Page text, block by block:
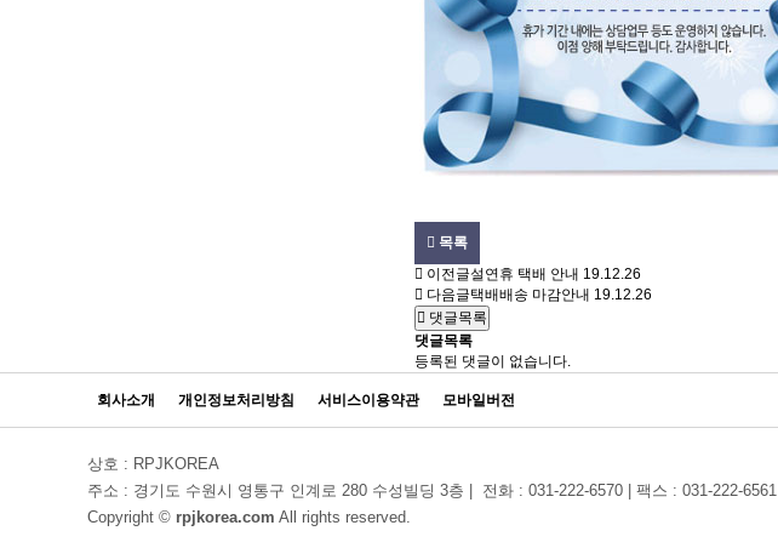
목록
이전글설연휴 택배 안내 19.12.26
다음글택배배송 마감안내 19.12.26
댓글목록
댓글목록
등록된 댓글이 없습니다.
회사소개 개인정보처리방침 서비스이용약관 모바일버전
상호 : RPJKOREA
주소 : 경기도 수원시 영통구 인계로 280 수성빌딩 3층
전화 : 031-222-6570
팩스 : 031-222-6561
Copyright © rpjkorea.com All rights reserved.